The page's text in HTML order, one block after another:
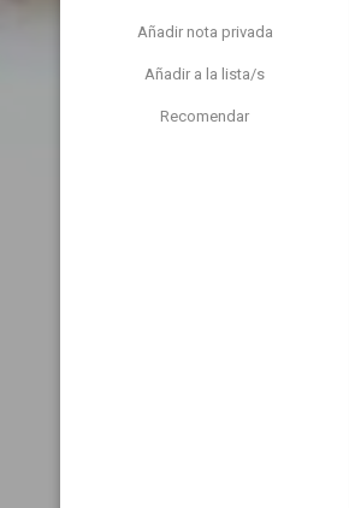
Añadir nota privada
Añadir a la lista/s
Recomendar